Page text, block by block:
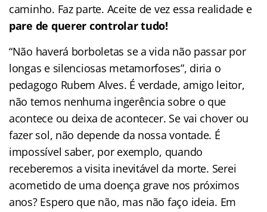
caminho. Faz parte. Aceite de vez essa realidade e
pare de querer controlar tudo!
“Não haverá borboletas se a vida não passar por
longas e silenciosas metamorfoses”, diria o
pedagogo Rubem Alves. É verdade, amigo leitor,
não temos nenhuma ingerência sobre o que
acontece ou deixa de acontecer. Se vai chover ou
fazer sol, não depende da nossa vontade. É
impossível saber, por exemplo, quando
receberemos a visita inevitável da morte. Serei
acometido de uma doença grave nos próximos
anos? Espero que não, mas não faço ideia. Em